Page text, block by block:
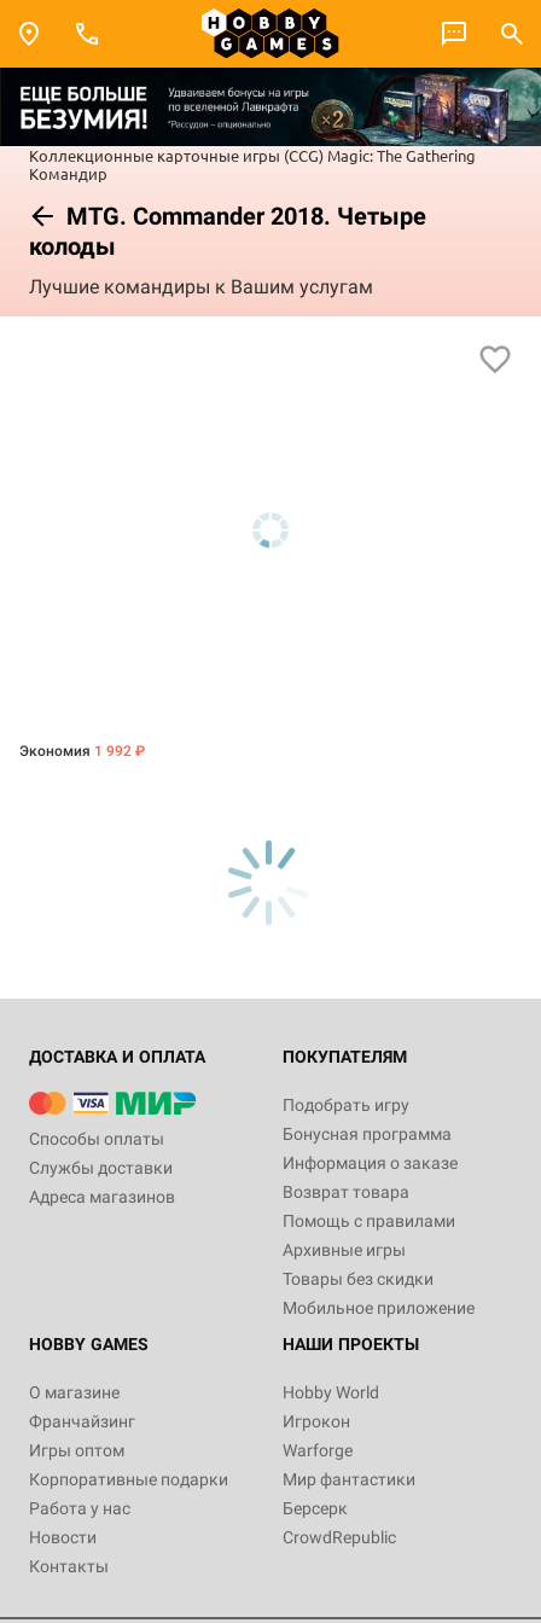
Коллекционные карточные игры (CCG) Magic: The Gathering
Командир
MTG. Commander 2018. Четыре
колоды
Лучшие командиры к Вашим услугам
Экономия 1 992 ₽
ДОСТАВКА И ОПЛАТА
Способы оплаты
Службы доставки
Адреса магазинов
ПОКУПАТЕЛЯМ
Подобрать игру
Бонусная программа
Информация о заказе
Возврат товара
Помощь с правилами
Архивные игры
Товары без скидки
Мобильное приложение
HOBBY GAMES
О магазине
Франчайзинг
Игры оптом
Корпоративные подарки
Работа у нас
Новости
Контакты
НАШИ ПРОЕКТЫ
Hobby World
Игрокон
Warforge
Мир фантастики
Берсерк
CrowdRepublic